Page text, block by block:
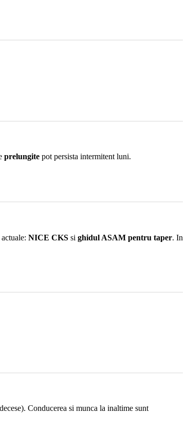
prelungite pot persista intermitent luni.
NICE CKS si ghidul ASAM pentru taper. In
Conducerea si munca la inaltime sunt